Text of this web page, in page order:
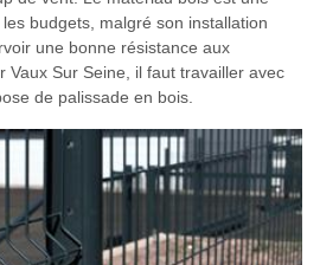
budgets, malgré son installation
une bonne résistance aux
Vaux Sur Seine, il faut travailler avec
de palissade en bois.